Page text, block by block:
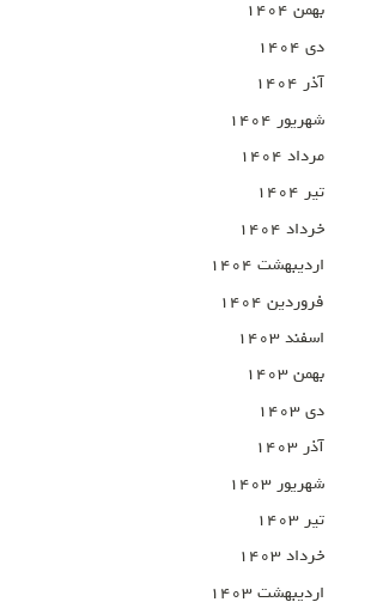
بهمن ۱۴۰۴
دی ۱۴۰۴
آذر ۱۴۰۴
شهریور ۱۴۰۴
مرداد ۱۴۰۴
تیر ۱۴۰۴
خرداد ۱۴۰۴
اردیبهشت ۱۴۰۴
فروردین ۱۴۰۴
اسفند ۱۴۰۳
بهمن ۱۴۰۳
دی ۱۴۰۳
آذر ۱۴۰۳
شهریور ۱۴۰۳
تیر ۱۴۰۳
خرداد ۱۴۰۳
اردیبهشت ۱۴۰۳